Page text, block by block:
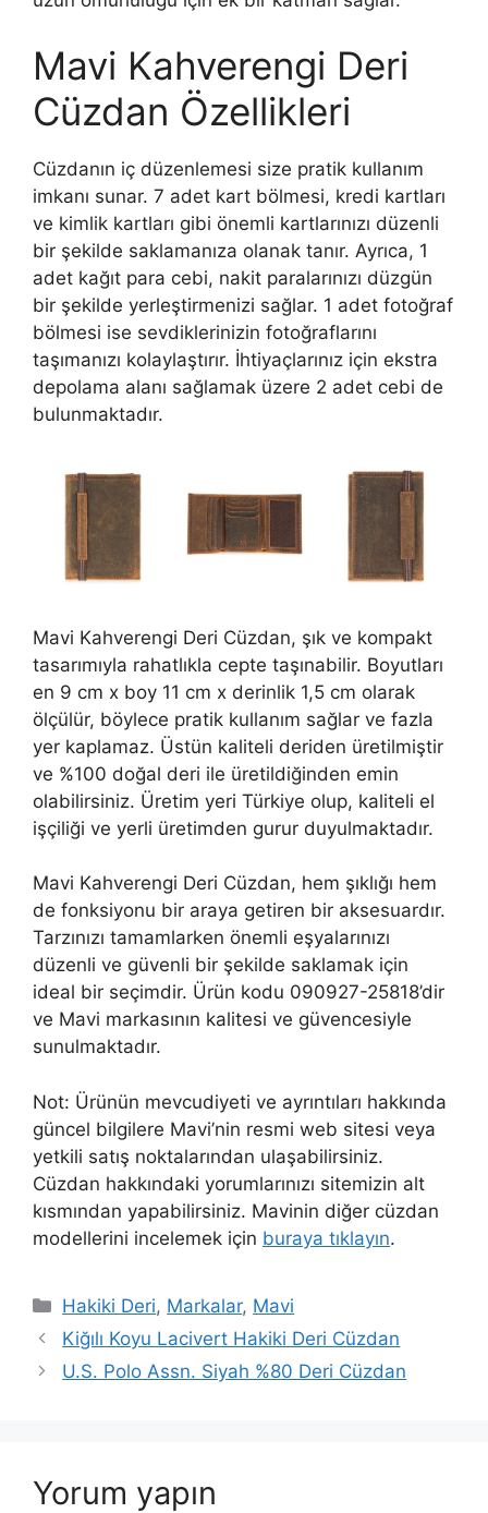
Mavi Kahverengi Deri
Cüzdan Özellikleri
Cüzdanın iç düzenlemesi size pratik kullanım
imkanı sunar. 7 adet kart bölmesi, kredi kartları
ve kimlik kartları gibi önemli kartlarınızı düzenli
bir şekilde saklamanıza olanak tanır. Ayrıca, 1
adet kağıt para cebi, nakit paralarınızı düzgün
bir şekilde yerleştirmenizi sağlar. 1 adet fotoğraf
bölmesi ise sevdiklerinizin fotoğraflarını
taşımanızı kolaylaştırır. İhtiyaçlarınız için ekstra
depolama alanı sağlamak üzere 2 adet cebi de
bulunmaktadır.
Mavi Kahverengi Deri Cüzdan, şık ve kompakt
tasarımıyla rahatlıkla cepte taşınabilir. Boyutları
en 9 cm x boy 11 cm x derinlik 1,5 cm olarak
ölçülür, böylece pratik kullanım sağlar ve fazla
yer kaplamaz. Üstün kaliteli deriden üretilmiştir
ve %100 doğal deri ile üretildiğinden emin
olabilirsiniz. Üretim yeri Türkiye olup, kaliteli el
işçiliği ve yerli üretimden gurur duyulmaktadır.
Mavi Kahverengi Deri Cüzdan, hem şıklığı hem
de fonksiyonu bir araya getiren bir aksesuardır.
Tarzınızı tamamlarken önemli eşyalarınızı
düzenli ve güvenli bir şekilde saklamak için
ideal bir seçimdir. Ürün kodu 090927-25818’dir
ve Mavi markasının kalitesi ve güvencesiyle
sunulmaktadır.
Not: Ürünün mevcudiyeti ve ayrıntıları hakkında
güncel bilgilere Mavi’nin resmi web sitesi veya
yetkili satış noktalarından ulaşabilirsiniz.
Cüzdan hakkındaki yorumlarınızı sitemizin alt
kısmından yapabilirsiniz. Mavinin diğer cüzdan
modellerini incelemek için buraya tıklayın.
Kategoriler
Hakiki Deri, Markalar, Mavi
Kiğılı Koyu Lacivert Hakiki Deri Cüzdan
U.S. Polo Assn. Siyah %80 Deri Cüzdan
Yorum yapın